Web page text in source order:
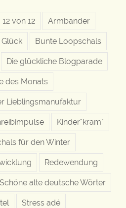
12 von 12 Armbänder
Glück Bunte Loopschals
Die glückliche Blogparade
des Monats
Lieblingsmanufaktur
Kinder"kram"
für den Winter
Redewendung
Schöne alte deutsche Wörter
Stress adé